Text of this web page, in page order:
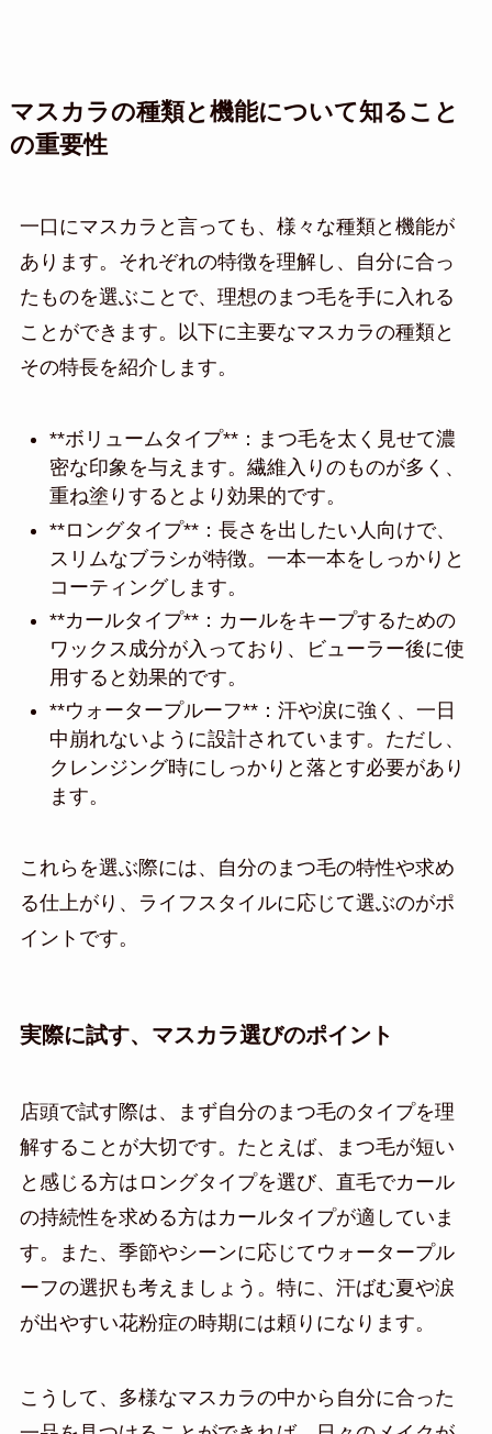
マスカラの種類と機能について知ること
の重要性
一口にマスカラと言っても、様々な種類と機能が
あります。それぞれの特徴を理解し、自分に合っ
たものを選ぶことで、理想のまつ毛を手に入れる
ことができます。以下に主要なマスカラの種類と
その特長を紹介します。
**ボリュームタイプ**：まつ毛を太く見せて濃
密な印象を与えます。繊維入りのものが多く、
重ね塗りするとより効果的です。
**ロングタイプ**：長さを出したい人向けで、
スリムなブラシが特徴。一本一本をしっかりと
コーティングします。
**カールタイプ**：カールをキープするための
ワックス成分が入っており、ビューラー後に使
用すると効果的です。
**ウォータープルーフ**：汗や涙に強く、一日
中崩れないように設計されています。ただし、
クレンジング時にしっかりと落とす必要があり
ます。
これらを選ぶ際には、自分のまつ毛の特性や求め
る仕上がり、ライフスタイルに応じて選ぶのがポ
イントです。
実際に試す、マスカラ選びのポイント
店頭で試す際は、まず自分のまつ毛のタイプを理
解することが大切です。たとえば、まつ毛が短い
と感じる方はロングタイプを選び、直毛でカール
の持続性を求める方はカールタイプが適していま
す。また、季節やシーンに応じてウォータープル
ーフの選択も考えましょう。特に、汗ばむ夏や涙
が出やすい花粉症の時期には頼りになります。
こうして、多様なマスカラの中から自分に合った